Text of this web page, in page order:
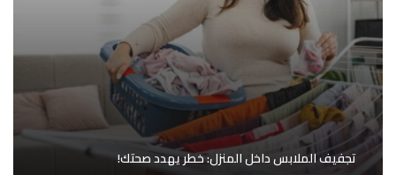
تجفيف الملابس داخل المنزل: خطر يهدد صحتك!